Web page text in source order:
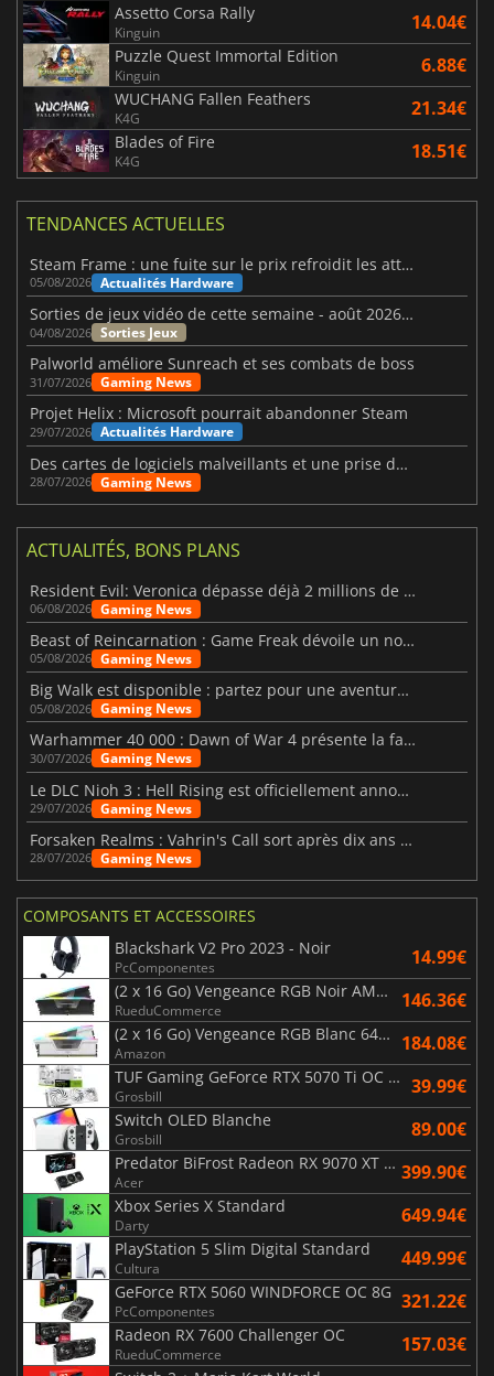
Assetto Corsa Rally
Kinguin 14.04€
Puzzle Quest Immortal Edition
Kinguin 6.88€
WUCHANG Fallen Feathers
K4G 21.34€
Blades of Fire
K4G 18.51€
TENDANCES ACTUELLES
Steam Frame : une fuite sur le prix refroidit les attentes VR
05/08/2026 Actualités Hardware
Sorties de jeux vidéo de cette semaine - août 2026 (semaine 32)
04/08/2026 Sorties Jeux
Palworld améliore Sunreach et ses combats de boss
31/07/2026 Gaming News
Projet Helix : Microsoft pourrait abandonner Steam
29/07/2026 Actualités Hardware
Des cartes de logiciels malveillants et une prise de contrôle de Discord ont touché Meccha Chameleon
28/07/2026 Gaming News
ACTUALITÉS, BONS PLANS
Resident Evil: Veronica dépasse déjà 2 millions de wishlists
06/08/2026 Gaming News
Beast of Reincarnation : Game Freak dévoile un nouveau pari
05/08/2026 Gaming News
Big Walk est disponible : partez pour une aventure entre amis
05/08/2026 Gaming News
Warhammer 40 000 : Dawn of War 4 présente la faction des Nécrons
30/07/2026 Gaming News
Le DLC Nioh 3 : Hell Rising est officiellement annoncé
29/07/2026 Gaming News
Forsaken Realms : Vahrin's Call sort après dix ans de développement
28/07/2026 Gaming News
COMPOSANTS ET ACCESSOIRES
Blackshark V2 Pro 2023 - Noir
PcComponentes 14.99€
(2 x 16 Go) Vengeance RGB Noir AMD Expo 6000 MHz - CAS 30
RueduCommerce 146.36€
(2 x 16 Go) Vengeance RGB Blanc 6400 MHz - CAS 32
Amazon 184.08€
TUF Gaming GeForce RTX 5070 Ti OC White Edition 16GB
Grosbill 39.99€
Switch OLED Blanche
Grosbill 89.00€
Predator BiFrost Radeon RX 9070 XT OC 16 Go
Acer 399.90€
Xbox Series X Standard
Darty 649.94€
PlayStation 5 Slim Digital Standard
Cultura 449.99€
GeForce RTX 5060 WINDFORCE OC 8G
PcComponentes 321.22€
Radeon RX 7600 Challenger OC
RueduCommerce 157.03€